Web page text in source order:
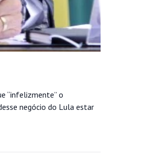
“infelizmente” o
negócio do Lula estar